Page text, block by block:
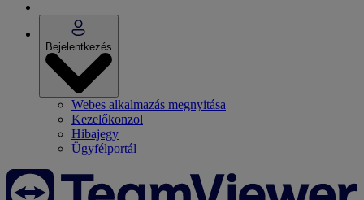
Bejelentkezés
Webes alkalmazás megnyitása
Kezelőkonzol
Hibajegy
Ügyfélportál